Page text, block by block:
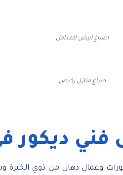
اصباغ ابيض للمداخل
صباغ منازل رخيص
ديكور
وعمال دهان من ذوي الخبرة